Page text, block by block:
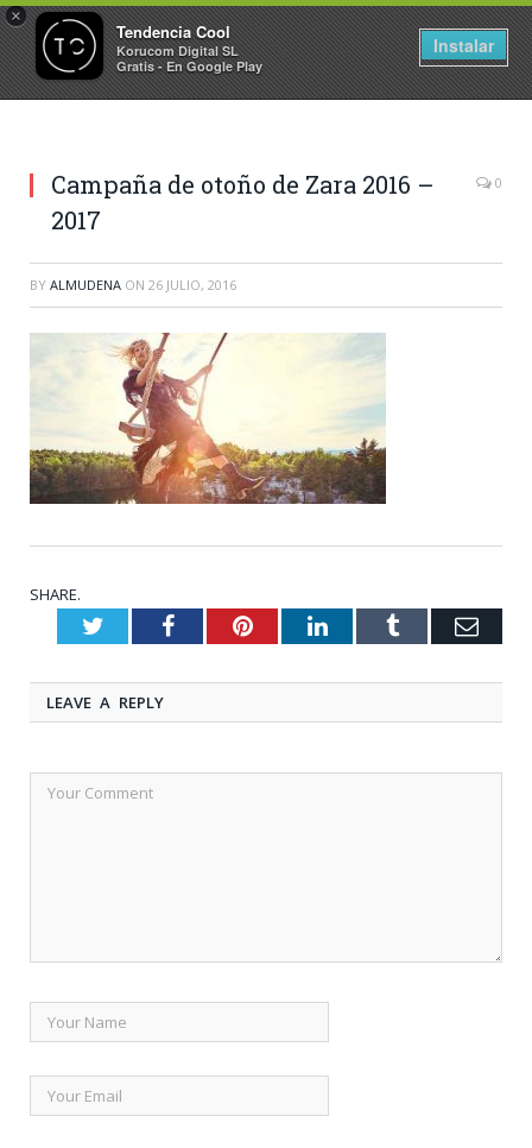
×
Tendencia Cool
Korucom Digital SL
Gratis - En Google Play
Instalar
Campaña de otoño de Zara 2016 –
2017
0
BY ALMUDENA ON 26 JULIO, 2016
SHARE.
TwitterFacebookPinterestLinkedInTumblr
LEAVE A REPLY